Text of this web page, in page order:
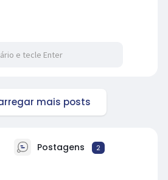
mais posts
Postagens 2